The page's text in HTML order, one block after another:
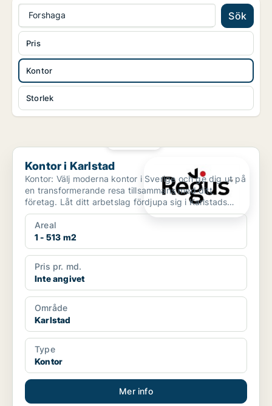
Forshaga Sök
Kontor
Storlek
Pris
Kontor i Karlstad
Kontor i Karlstad
Kontor: Välj moderna kontor i Sverige och ge dig ut på
en transformerande resa tillsammans med ditt
företag. Låt ditt arbetslag fördjupa sig i Karlstads
rika...
Areal
1 - 513 m2
Pris pr. md.
Inte angivet
Område
Karlstad
Type
Kontor
Mer info